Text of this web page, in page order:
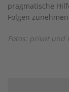
pragmatische
Folgen
Fotos: privat und